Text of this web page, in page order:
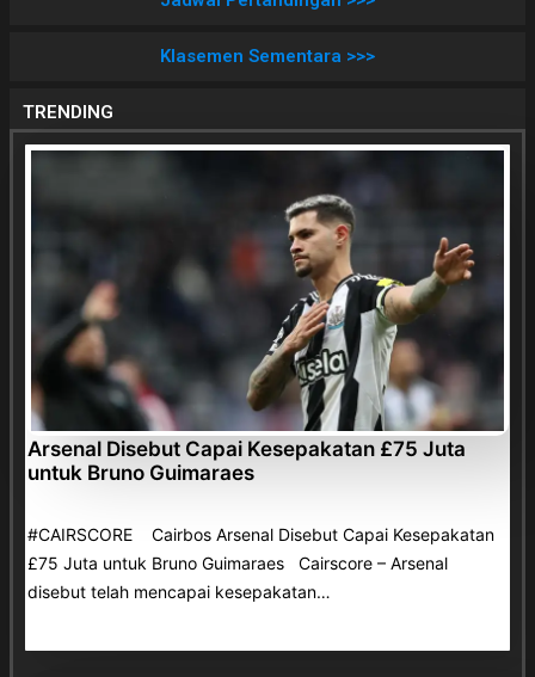
Klasemen Sementara >>>
TRENDING
Arsenal Disebut Capai Kesepakatan £75 Juta
untuk Bruno Guimaraes
#CAIRSCORE Cairbos Arsenal Disebut Capai Kesepakatan
£75 Juta untuk Bruno Guimaraes Cairscore – Arsenal
disebut telah mencapai kesepakatan…